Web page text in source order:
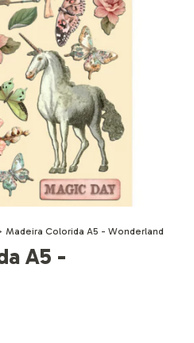
Madeira Colorida A5 - Wonderland
A5 -